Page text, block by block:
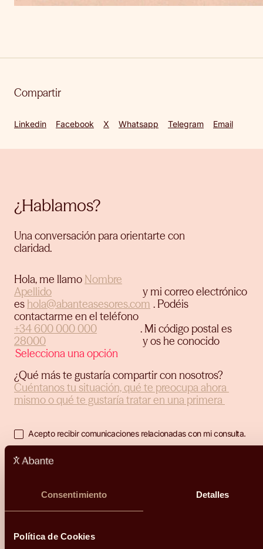
Consentimiento Detalles
Política de Cookies
Compartir
Linkedin Facebook X Whatsapp Telegram Email
¿Hablamos?
Una conversación para orientarte con
claridad.
Hola, me llamo
y mi correo electrónico
es
. Podéis
contactarme en el teléfono
. Mi código postal es
y os he conocido
¿Qué más te gustaría compartir con nosotros?
Acepto recibir comunicaciones relacionadas con mi consulta.
He leído y acepto la